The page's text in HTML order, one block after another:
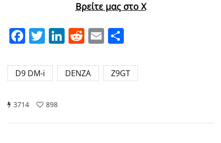
Βρείτε μας στο X
Facebook
Twitter
LinkedIn
Reddit
Email
D9 DM-i DENZA Z9GT
3714 898